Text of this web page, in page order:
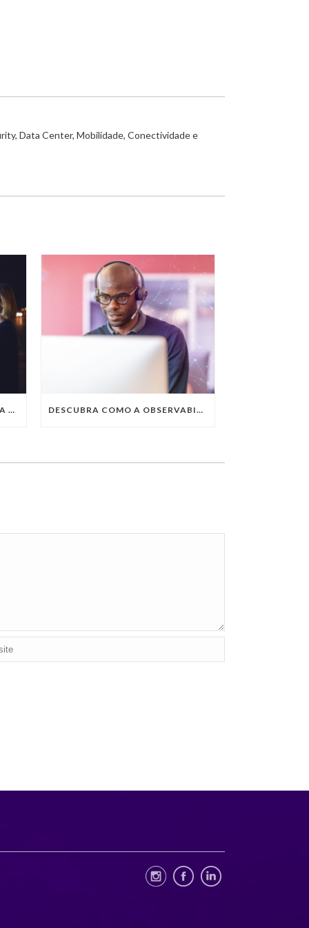
Data Center, Mobilidade, Conectividade e
QUAIS SÃO AS TENDÊNCIAS DA TECNOLOGIA DA INFORMAÇÃO PARA 2023? DESCUBRA COMO A OBSERVABILITY IMPULSIONA O SUCESSO DO SEU NEGÓCIO